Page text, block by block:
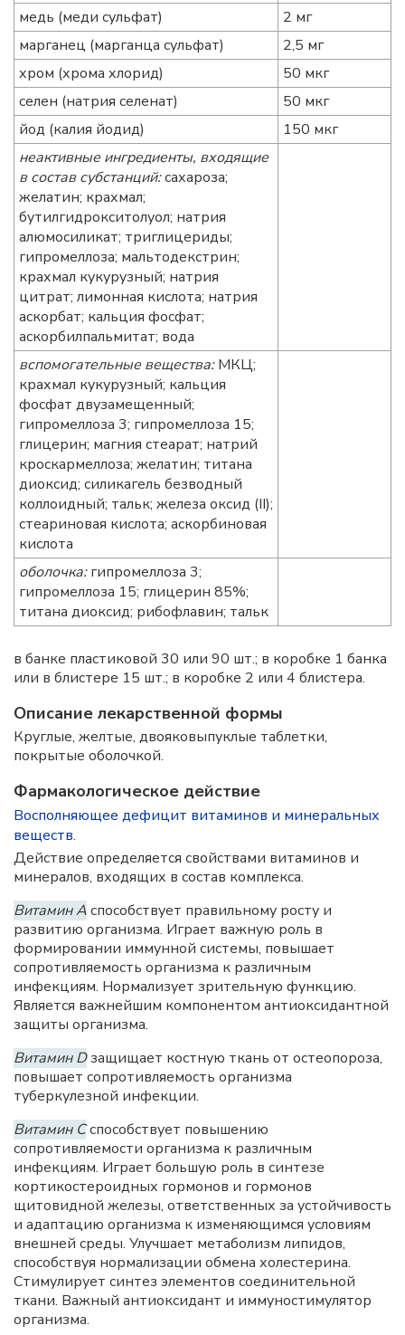
медь (меди сульфат)
2 мг
марганец (марганца сульфат)
2,5 мг
хром (хрома хлорид)
50 мкг
селен (натрия селенат)
50 мкг
йод (калия йодид)
150 мкг
неактивные ингредиенты, входящие
в состав субстанций:сахароза;
желатин; крахмал;
бутилгидрокситолуол; натрия
алюмосиликат; триглицериды;
гипромеллоза; мальтодекстрин;
крахмал кукурузный; натрия
цитрат; лимонная кислота; натрия
аскорбат; кальция фосфат;
аскорбилпальмитат; вода
вспомогательные вещества:МКЦ;
крахмал кукурузный; кальция
фосфат двузамещенный;
гипромеллоза 3; гипромеллоза 15;
глицерин; магния стеарат; натрий
кроскармеллоза; желатин; титана
диоксид; силикагель безводный
коллоидный; тальк; железа оксид (II);
стеариновая кислота; аскорбиновая
кислота
оболочка:гипромеллоза 3;
гипромеллоза 15; глицерин 85%;
титана диоксид; рибофлавин; тальк
в банке пластиковой 30 или 90 шт.; в коробке 1 банка
или в блистере 15 шт.; в коробке 2 или 4 блистера.
Описание лекарственной формы
Круглые, желтые, двояковыпуклые таблетки,
покрытые оболочкой.
Фармакологическое действие
Восполняющее дефицит витаминов и минеральных
веществ.
Действие определяется свойствами витаминов и
минералов, входящих в состав комплекса.
Витамин Аспособствует правильному росту и
развитию организма. Играет важную роль в
формировании иммунной системы, повышает
сопротивляемость организма к различным
инфекциям. Нормализует зрительную функцию.
Является важнейшим компонентом антиоксидантной
защиты организма.
Витамин Dзащищает костную ткань от остеопороза,
повышает сопротивляемость организма
туберкулезной инфекции.
Витамин Сспособствует повышению
сопротивляемости организма к различным
инфекциям. Играет большую роль в синтезе
кортикостероидных гормонов и гормонов
щитовидной железы, ответственных за устойчивость
и адаптацию организма к изменяющимся условиям
внешней среды. Улучшает метаболизм липидов,
способствуя нормализации обмена холестерина.
Стимулирует синтез элементов соединительной
ткани. Важный антиоксидант и иммуностимулятор
организма.